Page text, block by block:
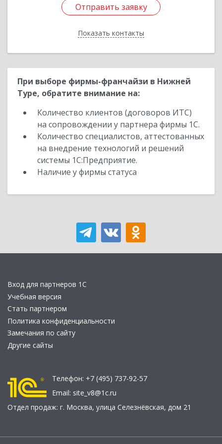
Отправить заявку
Показать контакты
Отправить заявку
Назад
При выборе фирмы-франчайзи в Нижней
Туре, обратите внимание на:
Количество клиентов (договоров ИТС)
на сопровождении у партнера фирмы 1С.
Количество специалистов, аттестованных
на внедрение технологий и решений
системы 1С:Предприятие.
Наличие у фирмы статуса
Вход для партнеров 1С
Учебная версия
Стать партнером
Политика конфиденциальности
Замечания по сайту
Другие сайты
Телефон: +7 (495) 737-92-57
Email: site_v8@1c.ru
Отдел продаж: г. Москва, улица Селезнёвская, дом 21